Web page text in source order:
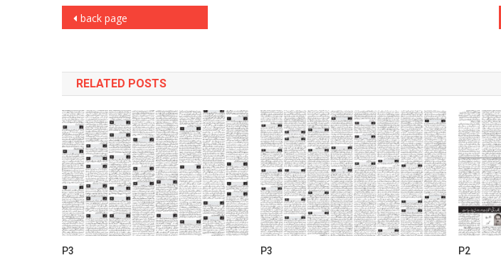
Post
back page
RELATED POSTS
P3 P3 P2